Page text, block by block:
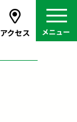
アクセス